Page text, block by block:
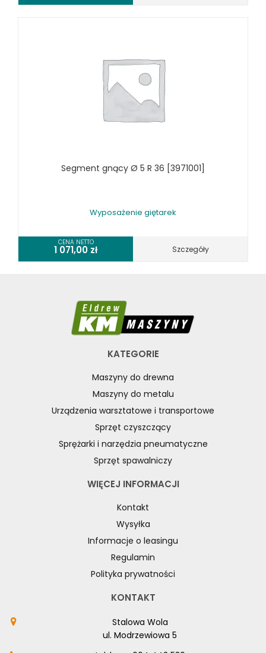
URZĄDZENIA WARSZTATOWE I TRANSPORTOWE
SPRZĘT CZYSZCZĄCY
SPRĘŻARKI I NARZĘDZIA PNEUMATYCZNE
KOSZT DOSTAWYSegment gnący Ø 5 R 36 [3971001]
Wyposażenie giętarek
CENA NETTO
1 071,00 zł Szczegóły
KATEGORIE
Maszyny do drewna
Maszyny do metalu
Urządzenia warsztatowe i transportowe
Sprzęt czyszczący
Sprężarki i narzędzia pneumatyczne
Sprzęt spawalniczy
WIĘCEJ INFORMACJI
Kontakt
Wysyłka
Informacje o leasingu
Regulamin
Polityka prywatności
KONTAKT
Stalowa Wola
ul. Modrzewiowa 5